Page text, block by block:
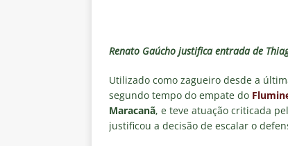
[ 7 de agosto de 2026 ]
Fluminense revelam
Renato Gaúcho justifica entrada de
Utilizado como zagueiro desde a
segundo tempo do empate do
Maracanã, e teve atuação criticada
justificou a decisão de escalar o